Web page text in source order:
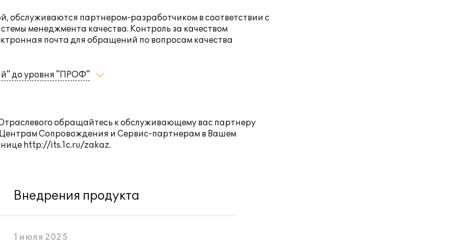
обслуживаются партнером-разработчиком в соответствии с
менеджмента качества. Контроль за качеством
почта для обращений по вопросам качества
до уровня "ПРОФ"
обращайтесь к обслуживающему вас партнеру
Сопровождения и Сервис-партнерам в Вашем
http://its.1c.ru/zakaz.
Внедрения продукта
1 июля 2025